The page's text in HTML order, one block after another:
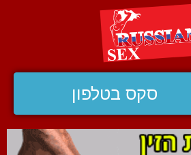
סקס בטלפון